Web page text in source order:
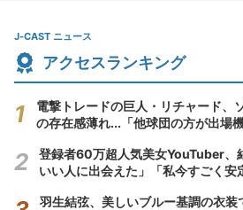
J-CAST ニュース
アクセスランキング
電撃トレードの巨人・リチャード、
の存在感薄れ...「他球団の方が出場
登録者60万超人気美女YouTuber
いい人に出会えた」「私今すごく安
羽生結弦、美しいブルー基調の衣装